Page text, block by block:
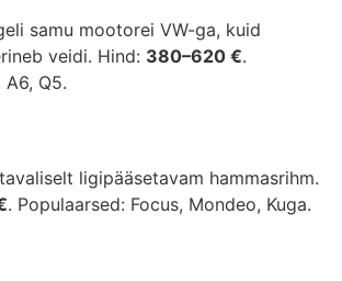
samu mootorei VW-ga, kuid
veidi. Hind: 380–620 €.
A6, Q5.
ligipääsetavam hammasrihm.
. Populaarsed: Focus, Mondeo, Kuga.